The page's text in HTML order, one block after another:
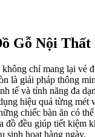
Gỗ Nội
chỉ mang lại vẻ
là giải pháp thông
tế và tính năng đa
hiệu quả từng mét
chiếc bàn ăn có
đồ đều giúp tiết kiệm
sinh hoạt hàng ngày.